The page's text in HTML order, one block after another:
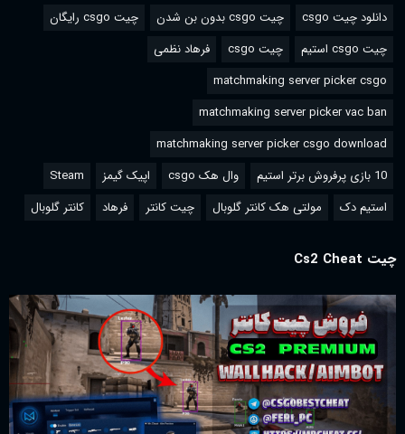
دانلود چیت csgo چیت csgo بدون بن شدن
چیت csgo رایگان
چیت csgo استیم
چیت csgo
فرهاد نظمی
matchmaking server picker csgo
matchmaking server picker vac ban
matchmaking server picker csgo download
10 بازی پرفروش برتر استیم
وال هک csgo اپیک گیمز
Steam
استیم دک
مولتی هک کانتر گلوبال چیت کانتر فرهاد کانتر گلوبال
چیت Cs2 Cheat